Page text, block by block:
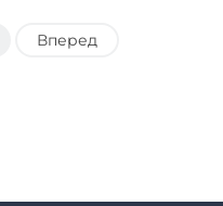
Вперед